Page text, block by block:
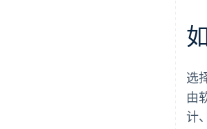
选
由
计